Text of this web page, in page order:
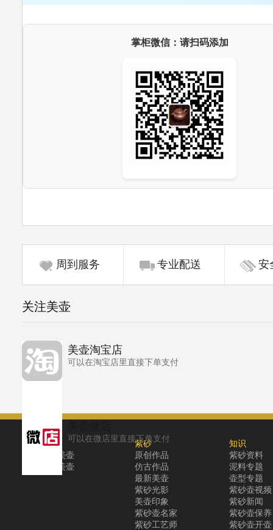
掌柜微信：请扫码添加
周到服务 专业配送 安
关注美壶
美壶淘宝店
可以在淘宝店里直接下单支付
可以在微店里直接下单支付
关于
关于美壶
联系美壶
紫砂
原创作品
仿古作品
最新美壶
紫砂光影
美壶印象
紫砂壶名家
紫砂工艺师
知识
紫砂资料
泥料专题
壶型专题
紫砂壶视频
紫砂新闻
紫砂壶保养
紫砂壶开壶